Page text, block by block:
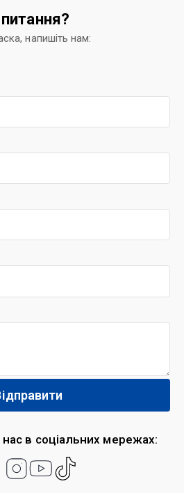
напишіть нам:
в соціальних мережах: